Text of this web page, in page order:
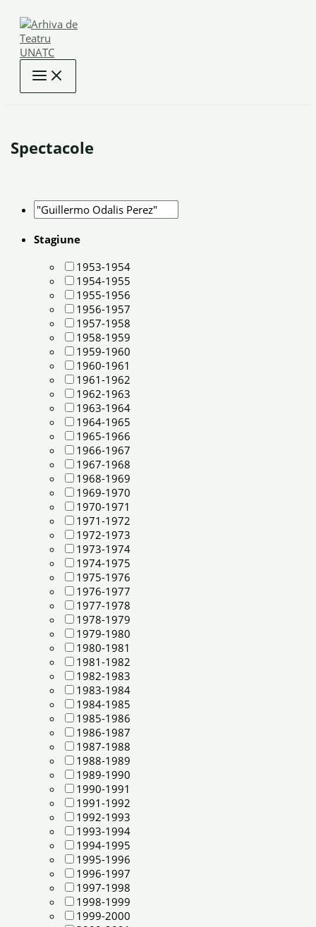
content
Spectacole
Stagiune
1953-1954
1954-1955
1955-1956
1956-1957
1957-1958
1958-1959
1959-1960
1960-1961
1961-1962
1962-1963
1963-1964
1964-1965
1965-1966
1966-1967
1967-1968
1968-1969
1969-1970
1970-1971
1971-1972
1972-1973
1973-1974
1974-1975
1975-1976
1976-1977
1977-1978
1978-1979
1979-1980
1980-1981
1981-1982
1982-1983
1983-1984
1984-1985
1985-1986
1986-1987
1987-1988
1988-1989
1989-1990
1990-1991
1991-1992
1992-1993
1993-1994
1994-1995
1995-1996
1996-1997
1997-1998
1998-1999
1999-2000